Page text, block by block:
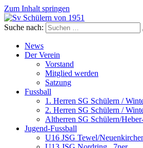
Zum Inhalt springen
Sv Schülern von 1951
Dorffussball in Schneverdingen
Suche nach:
News
Der Verein
Vorstand
Mitglied werden
Satzung
Fussball
1. Herren SG Schülern /
2. Herren SG Schülern /
Altherren SG Schülern/
Jugend-Fussball
U16 JSG Tewel/